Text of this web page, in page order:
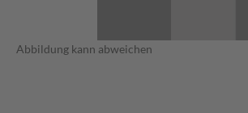
Abbildung kann abweichen